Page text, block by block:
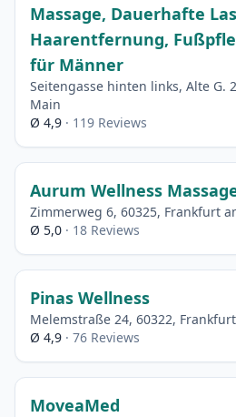
Massage, Dauerhafte
Haarentfernung,
für Männer
Seitengasse hinten links, Alte G.
Main
Ø 4,9 · 119 Reviews
Aurum Wellness
Zimmerweg 6, 60325, Frankfurt
Ø 5,0 · 18 Reviews
Pinas Wellness
Melemstraße 24, 60322,
Ø 4,9 · 76 Reviews
MoveaMed